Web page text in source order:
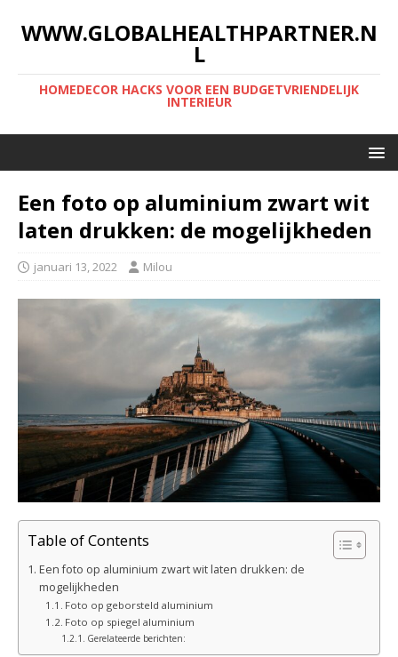
WWW.GLOBALHEALTHPARTNER.N
L
HOMEDECOR HACKS VOOR EEN BUDGETVRIENDELIJK
INTERIEUR
Een foto op aluminium zwart wit
laten drukken: de mogelijkheden
januari 13, 2022 Milou
Table of Contents
Een foto op aluminium zwart wit laten drukken: de
mogelijkheden
Foto op geborsteld aluminium
Foto op spiegel aluminium
Gerelateerde berichten: